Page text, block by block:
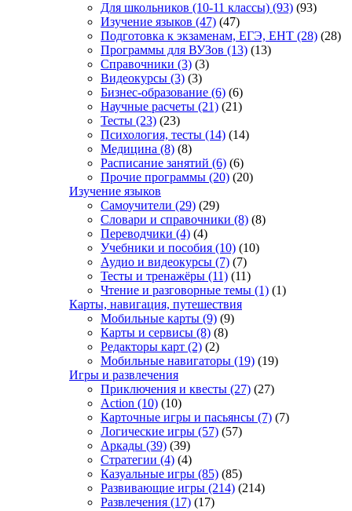
Для школьников (10-11 классы) (93) (93)
Изучение языков (47) (47)
Подготовка к экзаменам, ЕГЭ, ЕНТ (28) (28)
Программы для ВУЗов (13) (13)
Справочники (3) (3)
Видеокурсы (3) (3)
Бизнес-образование (6) (6)
Научные расчеты (21) (21)
Тесты (23) (23)
Психология, тесты (14) (14)
Медицина (8) (8)
Расписание занятий (6) (6)
Прочие программы (20) (20)
Изучение языков
Самоучители (29) (29)
Словари и справочники (8) (8)
Переводчики (4) (4)
Учебники и пособия (10) (10)
Аудио и видеокурсы (7) (7)
Тесты и тренажёры (11) (11)
Чтение и разговорные темы (1) (1)
Карты, навигация, путешествия
Мобильные карты (9) (9)
Карты и сервисы (8) (8)
Редакторы карт (2) (2)
Мобильные навигаторы (19) (19)
Игры и развлечения
Приключения и квесты (27) (27)
Action (10) (10)
Карточные игры и пасьянсы (7) (7)
Логические игры (57) (57)
Аркады (39) (39)
Стратегии (4) (4)
Казуальные игры (85) (85)
Развивающие игры (214) (214)
Развлечения (17) (17)